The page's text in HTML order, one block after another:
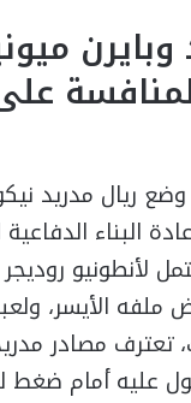
ريال مدريد
البناء
لأنطونيو روديجر
ملفه الأيسر،
تعترف مصادر
عليه أمام ضغط